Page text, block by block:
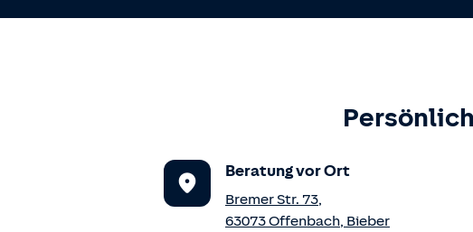
Beratung vor Ort
Bremer Str. 73,
63073Offenbach, Bieber